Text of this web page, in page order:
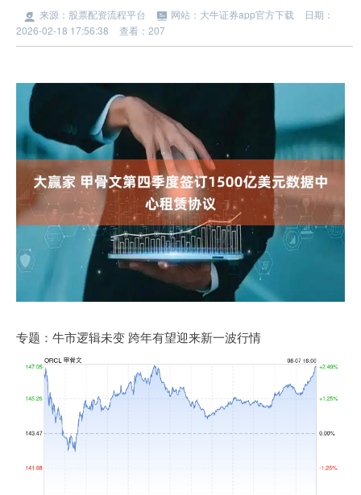
来源：股票配资流程平台 网站：大牛证券app官方下载
日期：
2026-02-18 17:56:38
查看：207
专题：牛市逻辑未变 跨年有望迎来新一波行情